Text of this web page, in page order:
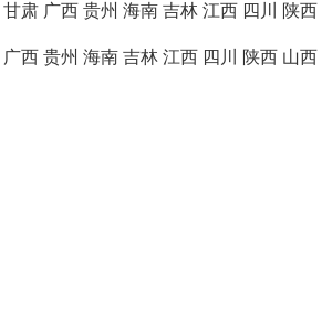
甘肃 广西 贵州 海南 吉林 江西 四川 陕西
广西 贵州 海南 吉林 江西 四川 陕西 山西